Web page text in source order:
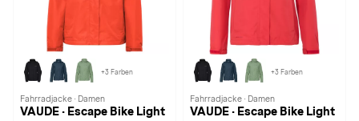
+3 Farben
Fahrradjacke · Damen
VAUDE · Escape Bike Light
+3 Farben
Fahrradjacke · Damen
VAUDE · Escape Bike Light